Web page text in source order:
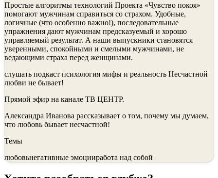
Простые алгоритмы технологий Проекта «Чувство покоя»
помогают мужчинам справиться со страхом. Удобные,
логичные (что особенно важно!), последовательные
упражнения дают мужчинам предсказуемый и хорошо
управляемый результат. А наши выпускники становятся
уверенными, спокойными и смелыми мужчинами, не
ведающими страха перед женщинами.
слушать подкаст психология мифы и реальность Несчастной
любви не бывает!
Прямой эфир на канале ТВ ЦЕНТР.
Александра Иванова рассказывает о том, почему мы думаем,
что любовь бывает несчастной!
Темы
любовьнегативные эмоцииработа над собой